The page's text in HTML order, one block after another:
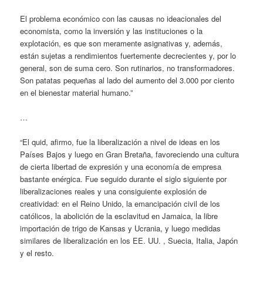
El problema económico con las causas no ideacionales del
economista, como la inversión y las instituciones o la
explotación, es que son meramente asignativas y, además,
están sujetas a rendimientos fuertemente decrecientes y, por lo
general, son de suma cero. Son rutinarios, no transformadores.
Son patatas pequeñas al lado del aumento del 3.000 por ciento
en el bienestar material humano.”
…
“El quid, afirmo, fue la liberalización a nivel de ideas en los
Países Bajos y luego en Gran Bretaña, favoreciendo una cultura
de cierta libertad de expresión y una economía de empresa
bastante enérgica. Fue seguido durante el siglo siguiente por
liberalizaciones reales y una consiguiente explosión de
creatividad: en el Reino Unido, la emancipación civil de los
católicos, la abolición de la esclavitud en Jamaica, la libre
importación de trigo de Kansas y Ucrania, y luego medidas
similares de liberalización en los EE. UU. , Suecia, Italia, Japón
y el resto.